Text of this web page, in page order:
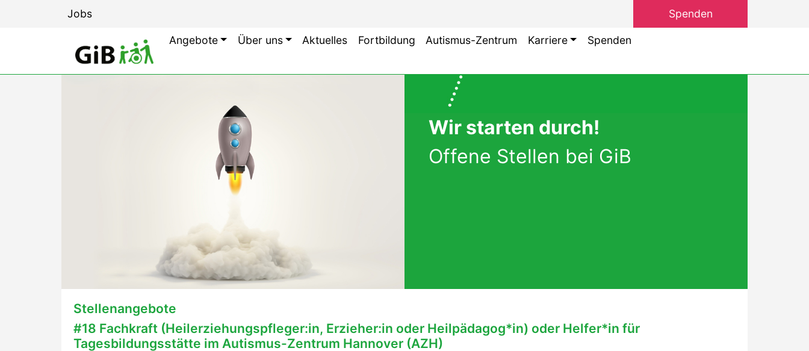
Jobs Spenden
Angebote Über uns Aktuelles Fortbildung Autismus-Zentrum Karriere Spenden
Wir starten durch!
Offene Stellen bei GiB
Stellenangebote
#18 Fachkraft (Heilerziehungspfleger:in, Erzieher:in oder Heilpädagog*in) oder Helfer*in für
Tagesbildungsstätte im Autismus-Zentrum Hannover (AZH)